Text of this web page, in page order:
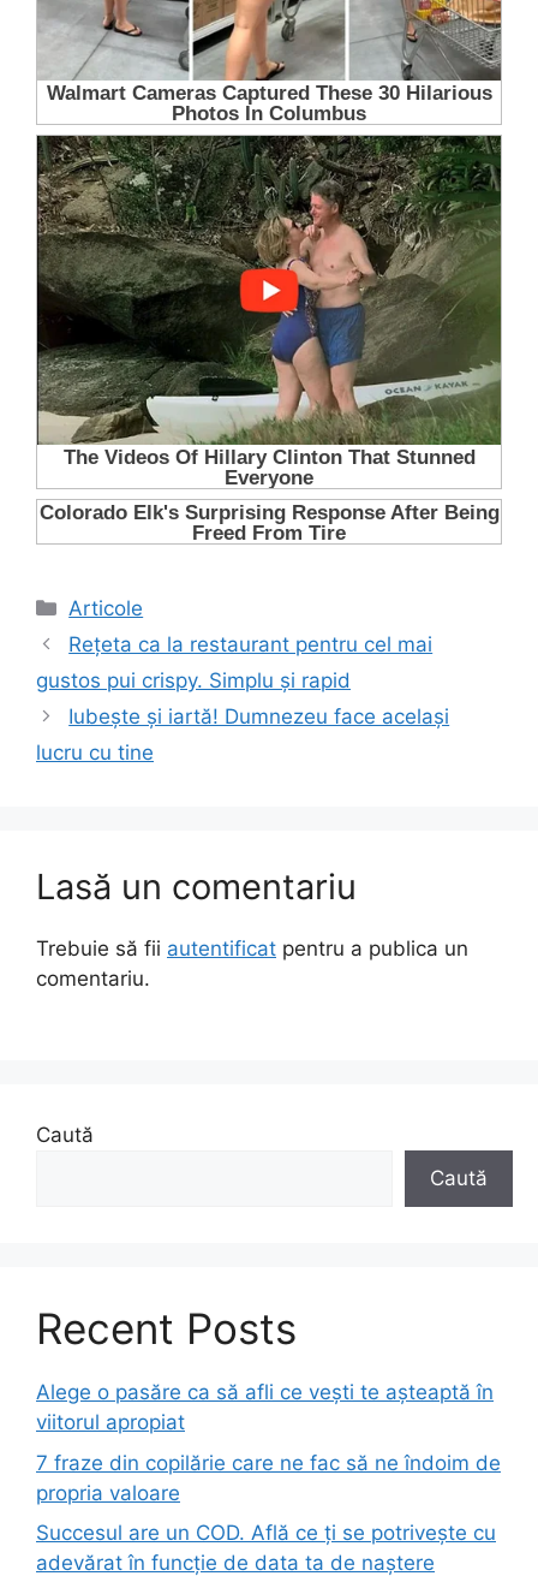
Categorii
Articole
Rețeta ca la restaurant pentru cel mai
gustos pui crispy. Simplu și rapid
Iubește și iartă! Dumnezeu face același
lucru cu tine
Lasă un comentariu
Trebuie să fii autentificat pentru a publica un
comentariu.
Caută
Caută
Recent Posts
Alege o pasăre ca să afli ce vești te așteaptă în
viitorul apropiat
7 fraze din copilărie care ne fac să ne îndoim de
propria valoare
Succesul are un COD. Află ce ți se potrivește cu
adevărat în funcție de data ta de naștere